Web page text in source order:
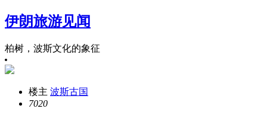
伊朗旅游见闻
柏树，波斯文化的象征
楼主 波斯古国
7020